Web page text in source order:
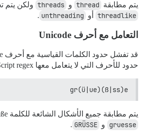
يتم مطابقة thread و threads ولكن يتم
threadlike أو unthreading
.
التعامل مع أحرف Unicode
حدود للأحرف التي لا يتعامل معها JavaScript regex بشكل جيد.
gr(ü|ue)(ß|ss)e
يتم مطابقة جميع الأشكال الشائعة للكلمة grüße — بما في ذلك
gruesse و GRÜSSE
.